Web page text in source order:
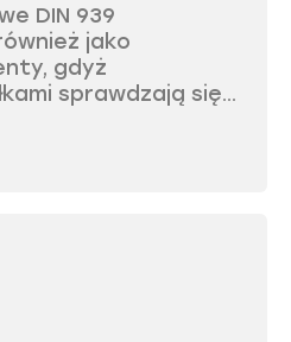
DIN 939
jako
gdyż
sprawdzają się...